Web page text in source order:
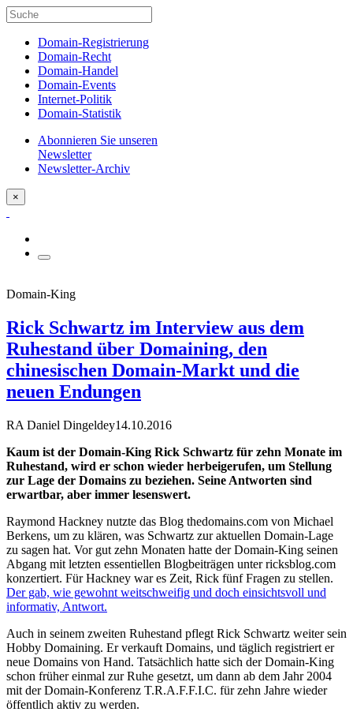
Domain-Registrierung
Domain-Recht
Domain-Handel
Domain-Events
Internet-Politik
Domain-Statistik
Abonnieren Sie unseren
Newsletter
Newsletter-Archiv
×
Domain-King
Rick Schwartz im Interview aus dem
Ruhestand über Domaining, den
chinesischen Domain-Markt und die
neuen Endungen
RA Daniel Dingeldey14.10.2016
Kaum ist der Domain-King Rick Schwartz für zehn Monate im
Ruhestand, wird er schon wieder herbeigerufen, um Stellung
zur Lage der Domains zu beziehen. Seine Antworten sind
erwartbar, aber immer lesenswert.
Raymond Hackney nutzte das Blog thedomains.com von Michael
Berkens, um zu klären, was Schwartz zur aktuellen Domain-Lage
zu sagen hat. Vor gut zehn Monaten hatte der Domain-King seinen
Abgang mit letzten essentiellen Blogbeiträgen unter ricksblog.com
konzertiert. Für Hackney war es Zeit, Rick fünf Fragen zu stellen.
Der gab, wie gewohnt weitschweifig und doch einsichtsvoll und
informativ, Antwort.
Auch in seinem zweiten Ruhestand pflegt Rick Schwartz weiter sein
Hobby Domaining. Er verkauft Domains, und täglich registriert er
neue Domains von Hand. Tatsächlich hatte sich der Domain-King
schon früher einmal zur Ruhe gesetzt, um dann ab dem Jahr 2004
mit der Domain-Konferenz T.R.A.F.F.I.C. für zehn Jahre wieder
öffentlich aktiv zu werden.